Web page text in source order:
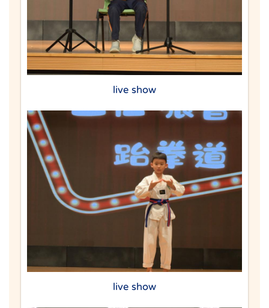
live show
live show